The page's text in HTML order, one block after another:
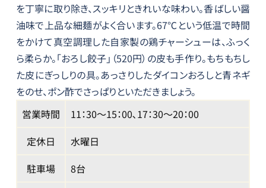
を丁寧に取り除き、スッキリときれいな味わい。香ばしい醤
油味で上品な細麺がよく合います。67℃という低温で時間
をかけて真空調理した自家製の鶏チャーシューは、ふっく
ら柔らか。「おろし餃子」（520円）の皮も手作り。もちもちし
た皮にぎっしりの具。あっさりしたダイコンおろしと青ネギ
をのせ、ポン酢でさっぱりといただきましょう。
営業時間
11：30～15：00､17：30～20：00
定休日
水曜日
駐車場
8台